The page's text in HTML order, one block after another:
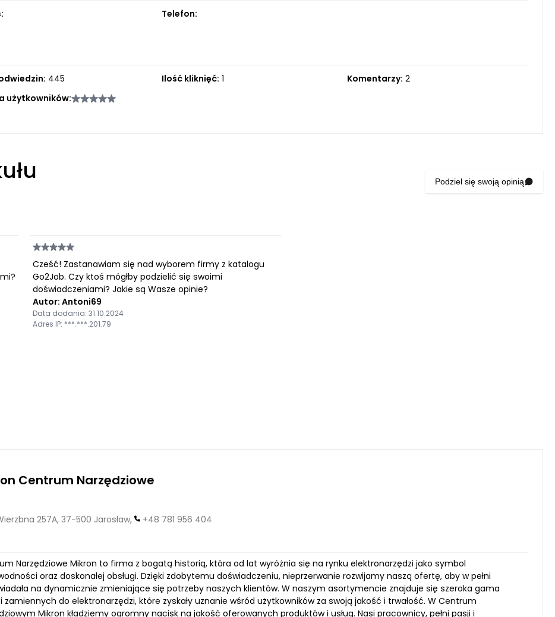
Telefon:
445 Ilość kliknięć: 1 Komentarzy: 2
użytkowników:
Podziel się swoją opinią
Cześć! Zastanawiam się nad wyborem firmy z katalogu
Go2Job. Czy ktoś mógłby podzielić się swoimi
doświadczeniami? Jakie są Wasze opinie?
Autor: Antoni69
Data dodania: 31.10.2024
Adres IP: ***.***.201.79
Centrum Narzędziowe
257A, 37-500 Jarosław, +48 781 956 404
Narzędziowe Mikron to firma z bogatą historią, która od lat wyróżnia się na rynku elektronarzędzi jako symbol
oraz doskonałej obsługi. Dzięki zdobytemu doświadczeniu, nieprzerwanie rozwijamy naszą ofertę, aby w pełni
na dynamicznie zmieniające się potrzeby naszych klientów. W naszym asortymencie znajduje się szeroka gama
zamiennych do elektronarzędzi, które zyskały uznanie wśród użytkowników za swoją jakość i trwałość. W Centrum
Mikron kładziemy ogromny nacisk na jakość oferowanych produktów i usług. Nasi pracownicy, pełni pasji i